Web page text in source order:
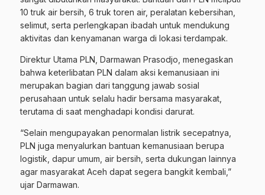
10 truk air bersih, 6 truk toren air, peralatan kebersihan,
selimut, serta perlengkapan ibadah untuk mendukung
aktivitas dan kenyamanan warga di lokasi terdampak.
Direktur Utama PLN, Darmawan Prasodjo, menegaskan
bahwa keterlibatan PLN dalam aksi kemanusiaan ini
merupakan bagian dari tanggung jawab sosial
perusahaan untuk selalu hadir bersama masyarakat,
terutama di saat menghadapi kondisi darurat.
“Selain mengupayakan penormalan listrik secepatnya,
PLN juga menyalurkan bantuan kemanusiaan berupa
logistik, dapur umum, air bersih, serta dukungan lainnya
agar masyarakat Aceh dapat segera bangkit kembali,”
ujar Darmawan.